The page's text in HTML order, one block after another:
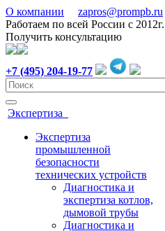
О компании zapros@prompb.ru
Работаем по всей России с 2012г.
Получить консультацию
+7 (495) 204-19-77
Экспертиза
Экспертиза
промышленной
безопасности
технических устройств
Диагностика и
экспертиза котлов,
дымовой трубы
Диагностика и